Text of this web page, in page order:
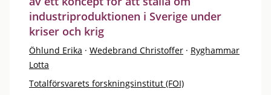
industriproduktionen i Sverige under
kriser och krig
Öhlund Erika · Wedebrand Christoffer · Ryghammar
Lotta
Totalförsvarets forskningsinstitut (FOI)